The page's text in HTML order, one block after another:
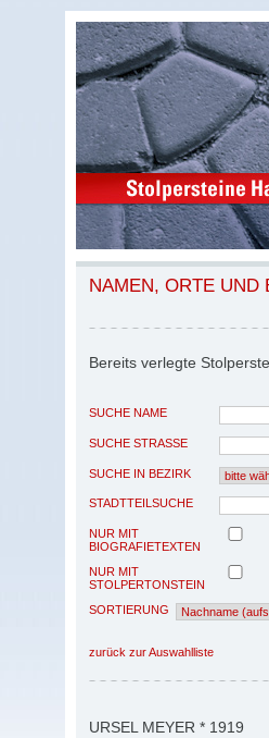
NAMEN, ORTE UND
Bereits verlegte
SUCHE NAME
SUCHE STRASSE
SUCHE IN BEZIRK
STADTTEILSUCHE
NUR MIT
BIOGRAFIETEXTEN
NUR MIT
STOLPERTONSTEIN
SORTIERUNG
zurück zur Auswahlliste
URSEL MEYER * 1919